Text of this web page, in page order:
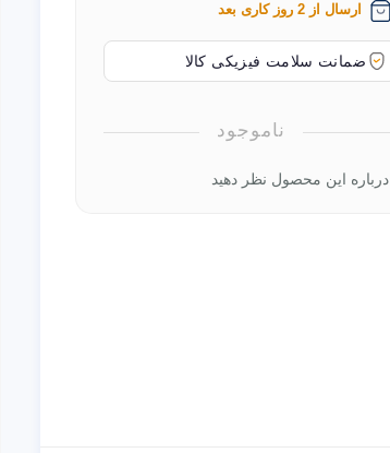
ارسال از 2 روز کاری بعد
ضمانت سلامت فیزیکی کالا
ناموجود
درباره این محصول نظر دهید